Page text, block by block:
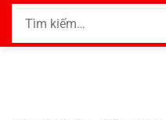
Bỏ
nội
Tìm